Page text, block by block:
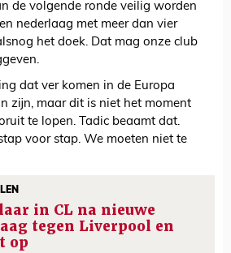
de volgende ronde veilig worden
nederlaag met meer dan vier
het doek. Dat mag onze club
dat ver komen in de Europa
zijn, maar dit is niet het moment
te lopen. Tadic beaamt dat.
voor stap. We moeten niet te
in CL na nieuwe
tegen Liverpool en
op